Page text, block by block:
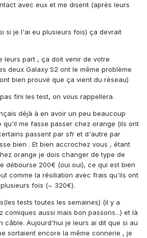
avec eux et me disent (après leurs
si je l'ai eu plusieurs fois) ça devrait
leurs part , ça doit venir de votre
deux Galaxy S2 ont le même problème
bien prouvé que ça vient du réseau)
fini les test, on vous rappellera.
déjà à en avoir un peu beaucoup
qu'il me fasse passer chez orange (ils ont
passent par sfr et d'autre par
bien . Et bien accrochez vous , étant
orange je dois changer de type de
débourse 200€ (oui oui), ce qui est bien
comme la résiliation avec frais qu'ils ont
fois (~ 320€).
tests toutes les semaines) (il y a
comiques aussi mais bon passons...) et là
câble. Aujourd'hui je leurs ai dit que si au
sortaient encore la même connerie , je